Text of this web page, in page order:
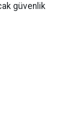
güvenlik